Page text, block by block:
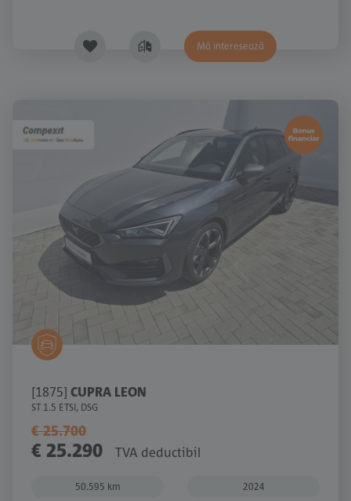
Mă interesează
[1875] CUPRA LEON
ST 1.5 ETSI, DSG
€ 25.700
€ 25.290 TVA deductibil
50.595 km 2024